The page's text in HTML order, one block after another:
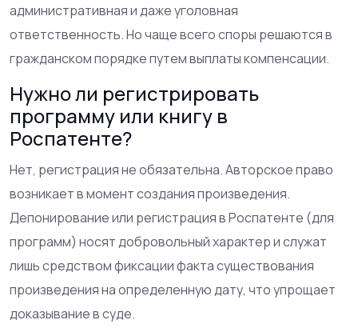
административная и даже уголовная
ответственность. Но чаще всего споры решаются в
гражданском порядке путем выплаты компенсации.
Нужно ли регистрировать
программу или книгу в
Роспатенте?
Нет, регистрация не обязательна. Авторское право
возникает в момент создания произведения.
Депонирование или регистрация в Роспатенте (для
программ) носят добровольный характер и служат
лишь средством фиксации факта существования
произведения на определенную дату, что упрощает
доказывание в суде.